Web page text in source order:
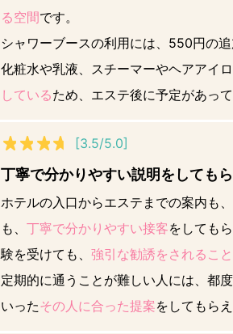
る空間です。
シャワーブースの利用には、550円の追
化粧水や乳液、スチーマーやヘアアイ
しているため、エステ後に予定があって
[3.5/5.0]
丁寧で分かりやすい説明をしても
ホテルの入口からエステまでの案内も
も、 丁寧で分かりやすい接客をしても
験を受けても、 強引な勧誘をされること
定期的に通うことが難しい人には、都
いったその人に合った提案をしてもらえ